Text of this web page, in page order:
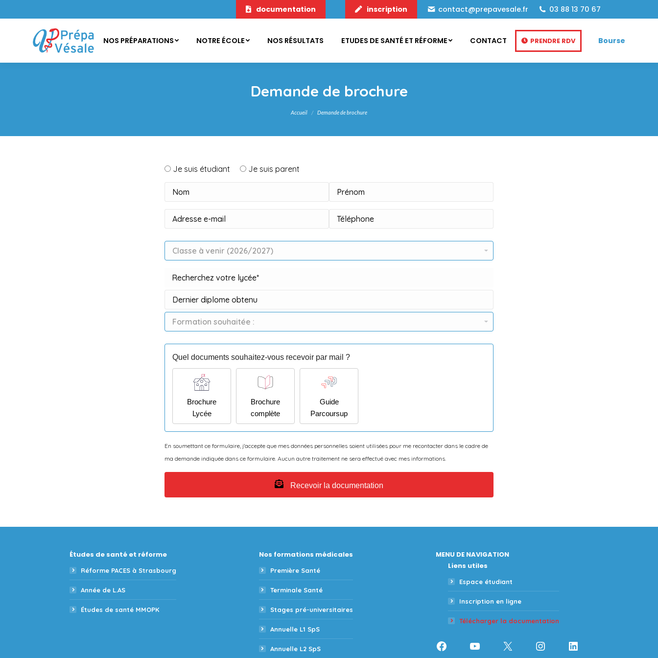
documentation inscription contact@prepavesale.fr 03 88 13 70 67
NOS PRÉPARATIONS NOTRE ÉCOLE NOS RÉSULTATS ETUDES DE SANTÉ ET RÉFORME CONTACT PRENDRE RDV Bourse
Demande de brochure
Vous êtes ici :
Accueil Demande de brochure
Je suis étudiant Je suis parent
Quel documents souhaitez-vous recevoir par mail ?
Brochure
Lycée
Brochure
complète
Guide
Parcoursup
En soumettant ce formulaire, j'accepte que mes données personnelles soient utilisées pour me recontacter dans le cadre de
ma demande indiquée dans ce formulaire. Aucun autre traitement ne sera effectué avec mes informations.
Recevoir la documentation
Études de santé et réforme
Réforme PACES à Strasbourg
Année de L.AS
Études de santé MMOPK
Nos formations médicales
Première Santé
Terminale Santé
Stages pré-universitaires
Annuelle L1 SpS
Annuelle L2 SpS
MENU DE NAVIGATION
Liens utiles
Espace étudiant
Inscription en ligne
Télécharger la documentation
FacebookYouTube
X InstagramLinkedIn